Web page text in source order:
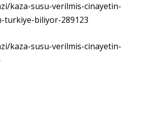
kaza-susu-verilmis-cinayetin-
biliyor-289123
kaza-susu-verilmis-cinayetin-